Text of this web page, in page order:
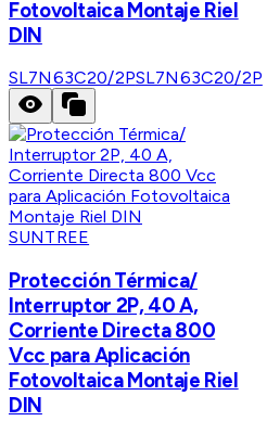
Fotovoltaica Montaje Riel
DIN
SL7N63C20/2PSL7N63C20/2P
SUNTREE
Protección Térmica/
Interruptor 2P, 40 A,
Corriente Directa 800
Vcc para Aplicación
Fotovoltaica Montaje Riel
DIN